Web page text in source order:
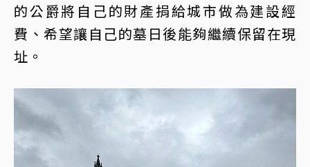
的公爵將自己的財產捐給城市做為建設經
費、希望讓自己的墓日後能夠繼續保留在現
址。